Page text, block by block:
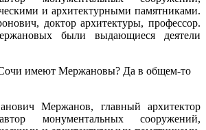
и архитектурными памятниками.
доктор архитектуры, профессор.
были выдающиеся деятели
имеют Мержановы? Да в общем-то
Мержанов, главный архитектор
монументальных сооружений,